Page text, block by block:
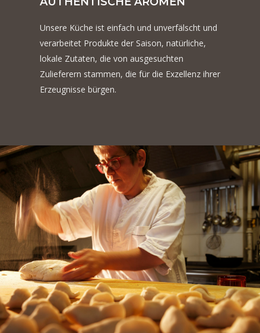
Unsere Küche ist einfach und unverfälscht und
verarbeitet Produkte der Saison, natürliche,
lokale Zutaten, die von ausgesuchten
Zulieferern stammen, die für die Exzellenz ihrer
Erzeugnisse bürgen.